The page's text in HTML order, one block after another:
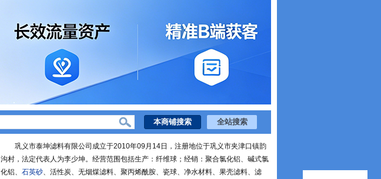
巩义市泰坤滤料有限公司成立于2010年09月14日，注册地位于巩义市夹津口镇韵
沟村，法定代表人为李少坤。经营范围包括生产：纤维球；经销：聚合氯化铝、碱式氯
化铝、 石英砂、活性炭、无烟煤滤料、聚丙烯酰胺、瓷球、净水材料、果壳滤料、滤